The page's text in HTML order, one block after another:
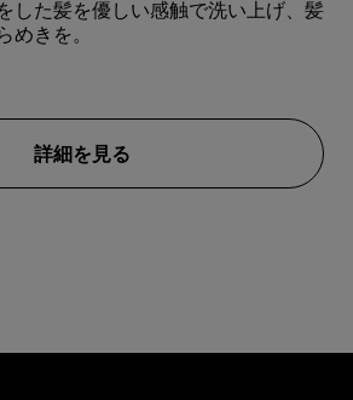
した髪を優しい感触で洗い上げ、髪
めきを。
詳細を見る